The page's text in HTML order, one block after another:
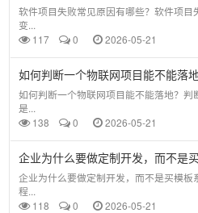
软件项目失败常见原因有哪些？软件项
变...
117
0 2026-05-21
如何判断一个物联网项目能不能落地
如何判断一个物联网项目能不能落地？
是...
138
0 2026-05-21
企业为什么要做定制开发，而不是
企业为什么要做定制开发，而不是买模
程...
118
0 2026-05-21